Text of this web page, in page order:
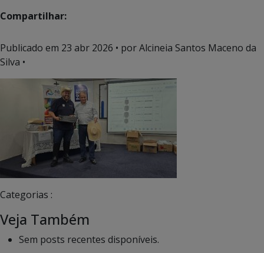
Compartilhar:
Publicado em 23 abr 2026 • por Alcineia Santos Maceno da
Silva •
Categorias :
Veja Também
Sem posts recentes disponíveis.